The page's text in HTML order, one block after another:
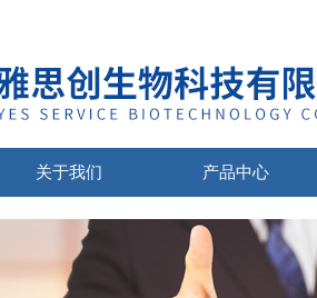
关于我们 产品中心